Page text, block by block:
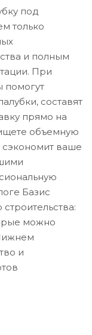
под
только
и полным
При
помогут
составят
прямо на
объемную
сэкономит ваше
Базис
можно
и